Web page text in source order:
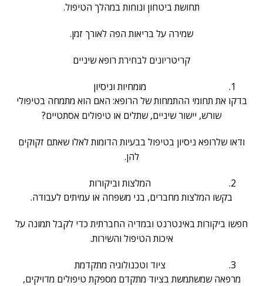
תחושת ביטחון ונוחות במהלך הטיפול.
שמירה על בריאות הפה לאורך זמן.
קריטריונים לבחירת רופא שיניים
מומחיות וניסיון
בדקו את תחומי ההתמחות של הרופא: האם הוא מתמחה בטיפולי
שורש, יישור שיניים, שתלים או טיפולים אסתטיים?
ודאו שלרופא ניסיון בטיפול בבעיות הדומות לאלו שאתם זקוקים
להן.
המלצות וביקורות
בקשו המלצות מחברים, בני משפחה או עמיתים לעבודה.
חפשו ביקורות באינטרנט ובמדיה החברתית כדי לקבל תמונה על
איכות הטיפול והשירות.
ציוד וטכנולוגיה מתקדמת
מרפאה שמשתמשת בציוד מתקדם מספקת טיפולים מדויקים,